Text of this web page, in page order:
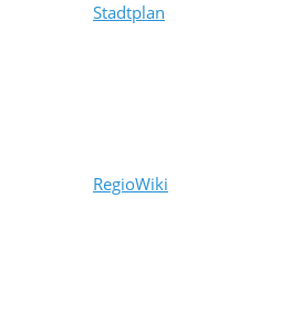
Stadtplan
RegioWiki